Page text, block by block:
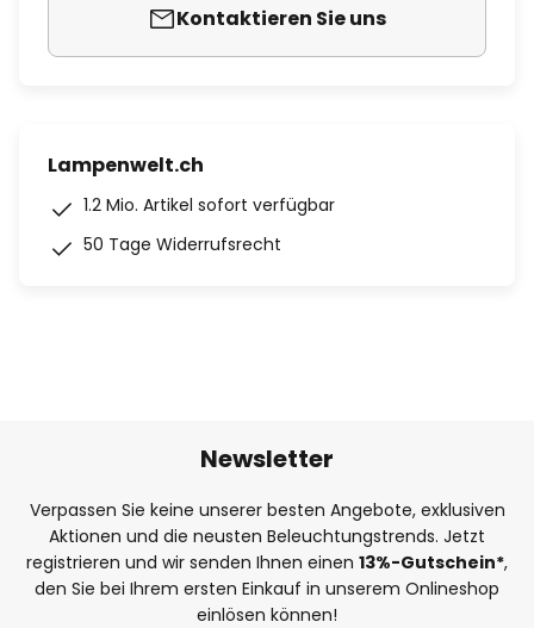
Kontaktieren Sie uns
Lampenwelt.ch
1.2 Mio. Artikel sofort verfügbar
50 Tage Widerrufsrecht
Newsletter
Verpassen Sie keine unserer besten Angebote, exklusiven
Aktionen und die neusten Beleuchtungstrends. Jetzt
registrieren und wir senden Ihnen einen 13%-Gutschein*,
den Sie bei Ihrem ersten Einkauf in unserem Onlineshop
einlösen können!